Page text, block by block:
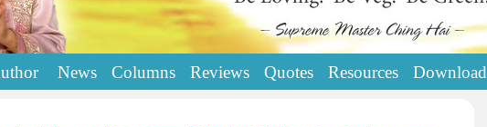
News Columns Reviews Quotes Resources Download